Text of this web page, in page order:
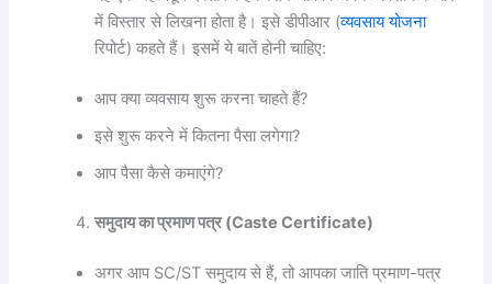
में विस्तार से लिखना होता है। इसे डीपीआर (व्यवसाय योजना
रिपोर्ट) कहते हैं। इसमें ये बातें होनी चाहिए:
आप क्या व्यवसाय शुरू करना चाहते हैं?
इसे शुरू करने में कितना पैसा लगेगा?
आप पैसा कैसे कमाएंगे?
समुदायकाप्रमाणपत्र (Caste Certificate)
अगर आप SC/ST समुदाय से हैं, तो आपका जाति प्रमाण-पत्र